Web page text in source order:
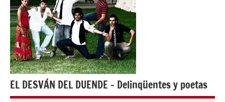
EL DESVÁN DEL DUENDE – Delinqüentes y poetas